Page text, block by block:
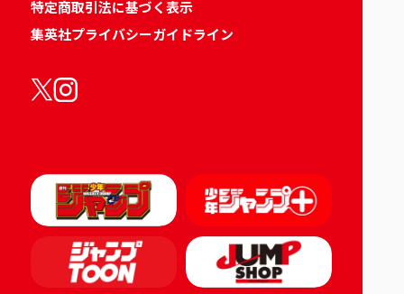
特定商取引法に基づく表示
集英社プライバシーガイドライン